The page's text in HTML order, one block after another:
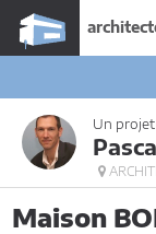
Un projet
Maison